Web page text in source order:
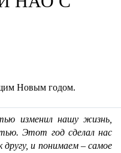
Новым годом.
изменил нашу жизнь,
Этот год сделал нас
и понимаем – самое